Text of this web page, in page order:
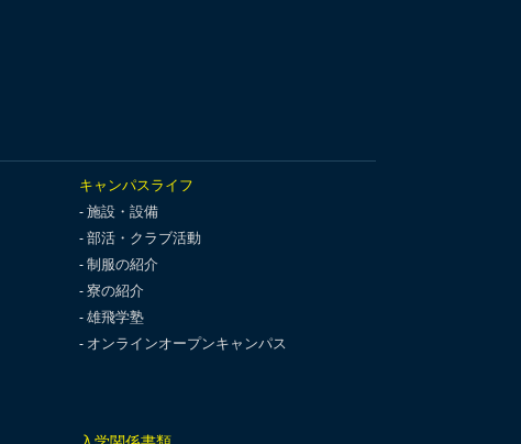
キャンパスライフ
施設・設備
部活・クラブ活動
制服の紹介
寮の紹介
雄飛学塾
オンラインオープンキャンパス